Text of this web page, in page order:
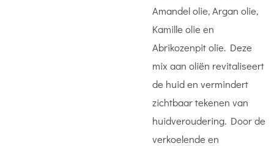
Amandel olie, Argan olie,
Kamille olie en
Abrikozenpit olie. Deze
mix aan oliën revitaliseert
de huid en vermindert
zichtbaar tekenen van
huidveroudering. Door de
verkoelende en